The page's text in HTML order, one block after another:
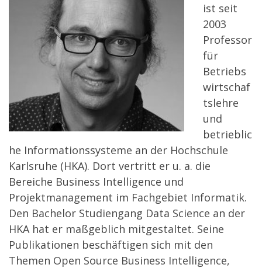
ist seit
2003
Professor
für
Betriebs
wirtschaf
tslehre
und
betrieblic
he Informationssysteme an der Hochschule
Karlsruhe (HKA). Dort vertritt er u. a. die
Bereiche Business Intelligence und
Projektmanagement im Fachgebiet Informatik.
Den Bachelor Studiengang Data Science an der
HKA hat er maßgeblich mitgestaltet. Seine
Publikationen beschäftigen sich mit den
Themen Open Source Business Intelligence,